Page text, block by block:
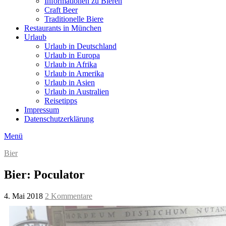
Craft Beer
Traditionelle Biere
Restaurants in München
Urlaub
Urlaub in Deutschland
Urlaub in Europa
Urlaub in Afrika
Urlaub in Amerika
Urlaub in Asien
Urlaub in Australien
Reisetipps
Impressum
Datenschutzerklärung
Menü
Bier
Bier: Poculator
4. Mai 2018 2 Kommentare